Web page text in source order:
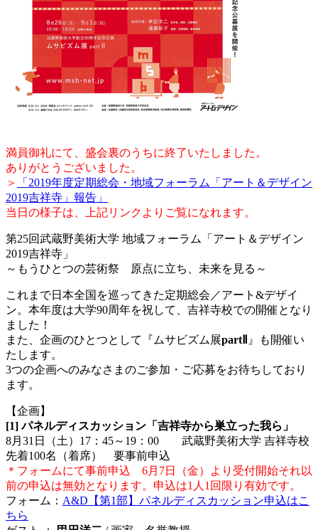
満員御礼にて、盛会裏のうちに終了いたしました。
ありがとうございました。
＞
「2019年度定期総会・地域フォーラム「アート＆デザイン
2019吉祥寺」報告」
当日の様子は、上記リンクよりご覧になれます。
第25回武蔵野美術大学 地域フォーラム「アート＆デザイン
2019吉祥寺」
～もうひとつの芸術祭 原点に立ち、未来を見る～
これまで日本全国を巡ってきた定期総会／アート&デザイ
ン。本年度は大学90周年を祝して、吉祥寺校での開催となり
ました！
また、企画のひとつとして『ムサビズム展partⅡ
』も開催い
たします。
3つの企画へのみなさまのご参加・ご応募をお待ちしており
ます。
【企画】
[1]パネルディスカッション「吉祥寺から巣立った我ら」
8月31日（土）17：45～19：00
武蔵野美術大学 吉祥寺校
先着100名（着席） 要事前申込
＊フォームにて事前申込 6月7日（金）より受付開始それ以
前の申込は無効となります。申込は1人1回限り有効です。
フォーム： A&D【第1部】パネルディスカッション申込はこ
ちら